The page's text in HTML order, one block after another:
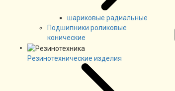
шариковые радиальные
Подшипники роликовые
конические
Резинотехнические изделия